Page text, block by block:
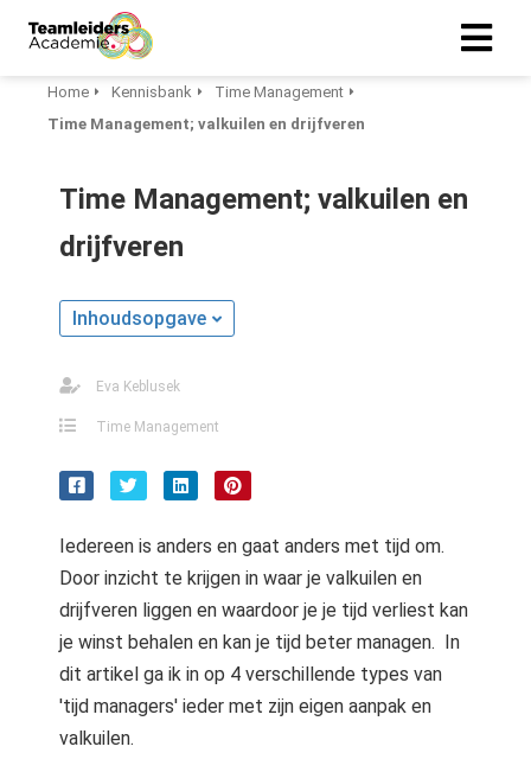
Home Kennisbank
Time Management
Time Management; valkuilen en drijfveren
Time Management; valkuilen en
drijfveren
Inhoudsopgave
Eva Keblusek
Time Management
Iedereen is anders en gaat anders met tijd om.
Door inzicht te krijgen in waar je valkuilen en
drijfveren liggen en waardoor je je tijd verliest kan
je winst behalen en kan je tijd beter managen. In
dit artikel ga ik in op 4 verschillende types van
'tijd managers' ieder met zijn eigen aanpak en
valkuilen.